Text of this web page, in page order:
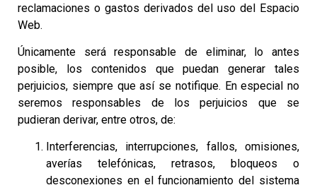
reclamaciones o gastos derivados del uso del Espacio
Web.
Únicamente será responsable de eliminar, lo antes
posible, los contenidos que puedan generar tales
perjuicios, siempre que así se notifique. En especial no
seremos responsables de los perjuicios que se
pudieran derivar, entre otros, de:
Interferencias, interrupciones, fallos, omisiones,
averías telefónicas, retrasos, bloqueos o
desconexiones en el funcionamiento del sistema